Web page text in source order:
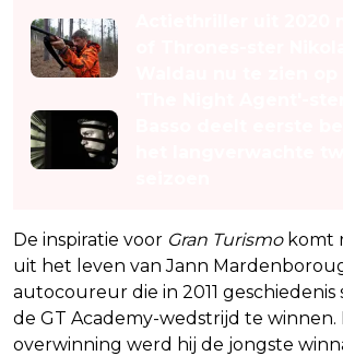
De inspiratie voor Gran Turismokomt
uit het leven van Jann
autocoureur die in 2011
de GT Academy-wedstrijd te winnen.
overwinning werd hij de jongste